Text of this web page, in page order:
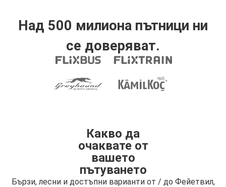
Над 500 милиона пътници ни
се доверяват.
Какво да
очаквате от
вашето
пътуването
Бързи, лесни и достъпни варианти от / до Фейетвил,